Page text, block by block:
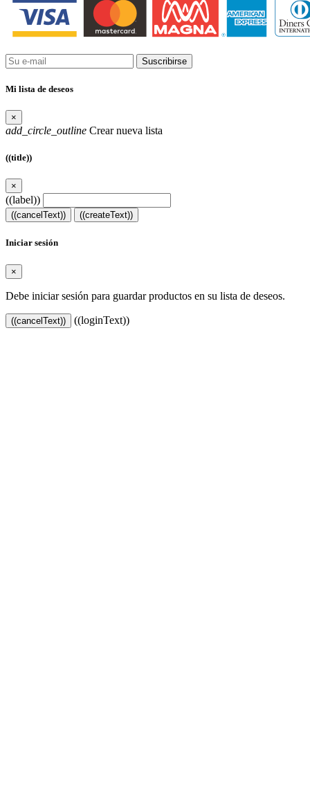
Suscribirse
Mi lista de deseos
×
add_circle_outline Crear nueva lista
((title))
×
((label))
((cancelText)) ((createText))
Iniciar sesión
×
Debe iniciar sesión para guardar productos en su lista de deseos.
((cancelText)) ((loginText))